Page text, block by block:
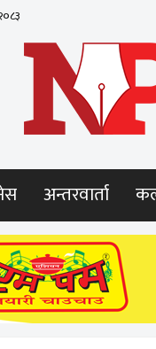
अन्तरवार्ता